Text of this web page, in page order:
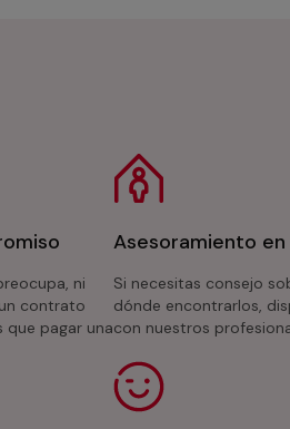
ni
contrato
que pagar una
Asesoramiento
Si necesitas consejo
dónde encontrarlos,
con nuestros